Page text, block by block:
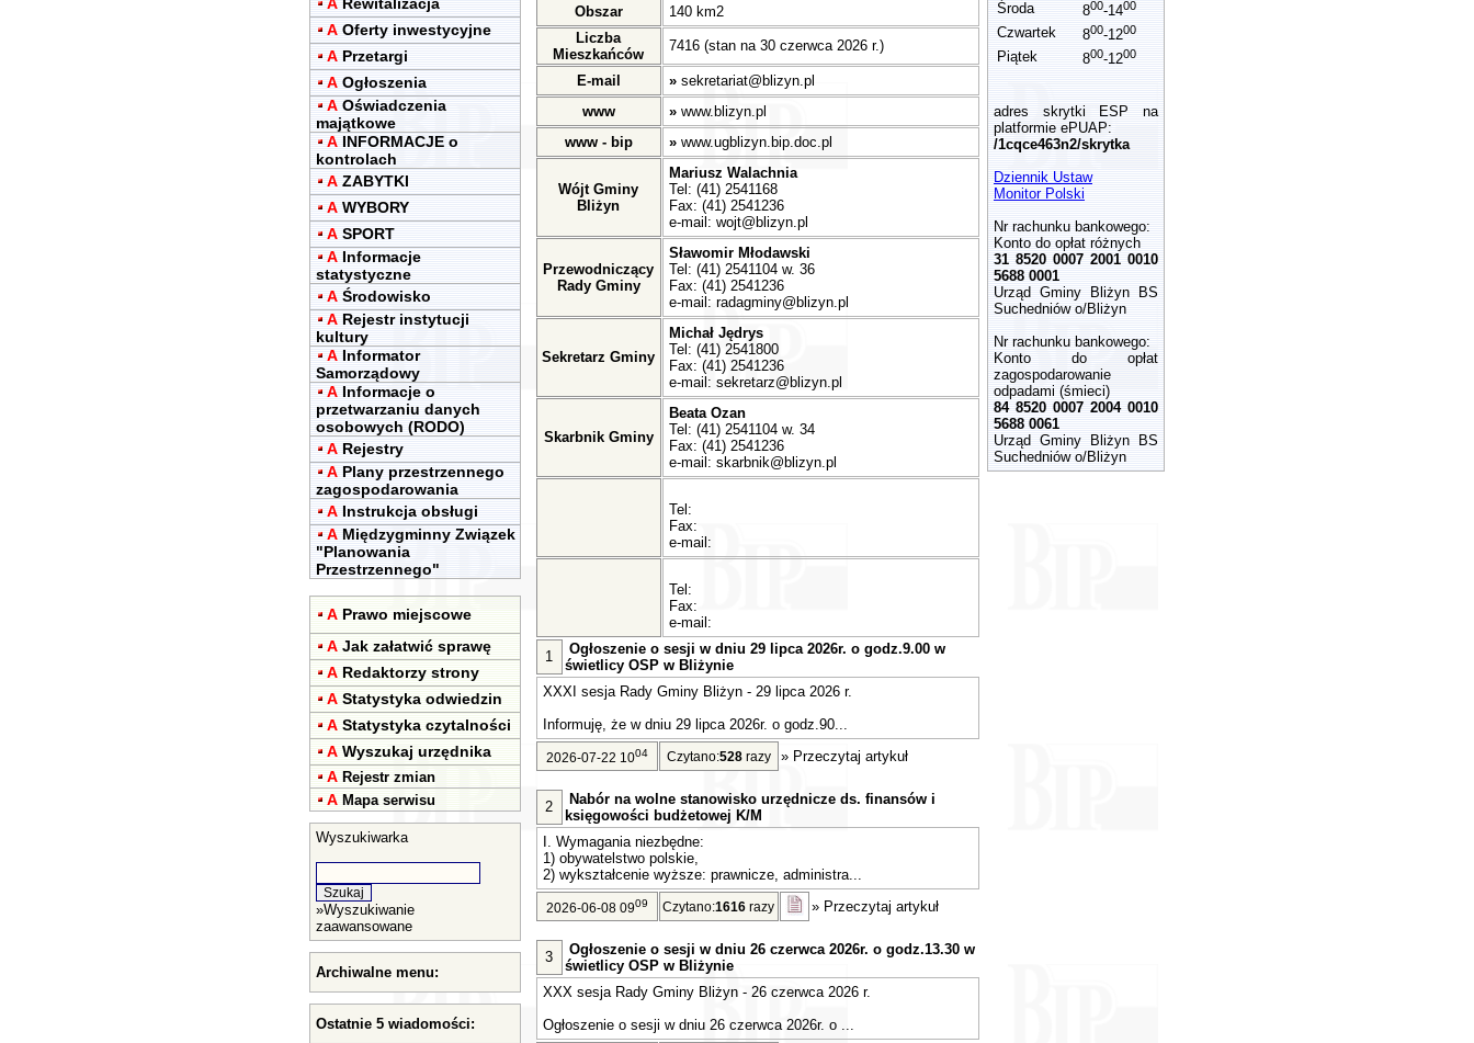
A Oferty inwestycyjne
A Przetargi
A Ogłoszenia
A Oświadczenia
majątkowe
A INFORMACJE o
kontrolach
A ZABYTKI
A WYBORY
A SPORT
A Informacje
statystyczne
A Środowisko
A Rejestr instytucji
kultury
A Informator
Samorządowy
A Informacje o
przetwarzaniu danych
osobowych (RODO)
A Rejestry
A Plany przestrzennego
zagospodarowania
A Instrukcja obsługi
A Międzygminny Związek
"Planowania
Przestrzennego"
A Prawo miejscowe
A Jak załatwić sprawę
A Redaktorzy strony
A Statystyka odwiedzin
A Statystyka czytalności
A Wyszukaj urzędnika
A Rejestr zmian
A Mapa serwisu
Wyszukiwarka
»Wyszukiwanie
zaawansowane
Archiwalne menu:
Ostatnie 5 wiadomości:
Obszar
140 km2
Liczba
Mieszkańców
7416 (stan na 30 czerwca 2026 r.)
E-mail » sekretariat@blizyn.pl
www
» www.blizyn.pl
www - bip
» www.ugblizyn.bip.doc.pl
Wójt Gminy
Bliżyn
Mariusz Walachnia
Tel: (41) 2541168
Fax: (41) 2541236
e-mail: wojt@blizyn.pl
Przewodniczący
Rady Gminy
Sławomir Młodawski
Tel: (41) 2541104 w. 36
Fax: (41) 2541236
e-mail: radagminy@blizyn.pl
Sekretarz Gminy
Michał Jędrys
Tel: (41) 2541800
Fax: (41) 2541236
e-mail: sekretarz@blizyn.pl
Skarbnik Gminy
Beata Ozan
Tel: (41) 2541104 w. 34
Fax: (41) 2541236
e-mail: skarbnik@blizyn.pl
Tel:
Fax:
e-mail:
Tel:
Fax:
e-mail:
1
Ogłoszenie o sesji w dniu 29 lipca 2026r. o godz.9.00 w
świetlicy OSP w Bliżynie
XXXI sesja Rady Gminy Bliżyn - 29 lipca 2026 r.
Informuję, że w dniu 29 lipca 2026r. o godz.90...
2026-07-22 1004 Czytano:528razy » Przeczytaj artykuł
2
Nabór na wolne stanowisko urzędnicze ds. finansów i
księgowości budżetowej K/M
I. Wymagania niezbędne:
1) obywatelstwo polskie,
2) wykształcenie wyższe: prawnicze, administra...
2026-06-08 0909 Czytano:1616 razy » Przeczytaj artykuł
3
Ogłoszenie o sesji w dniu 26 czerwca 2026r. o godz.13.30 w
świetlicy OSP w Bliżynie
XXX sesja Rady Gminy Bliżyn - 26 czerwca 2026 r.
Ogłoszenie o sesji w dniu 26 czerwca 2026r. o ...
Środa 800-1400
Czwartek 800-1200
Piątek 800-1200
adres skrytki ESP na
platformie ePUAP:
/1cqce463n2/skrytka
Dziennik Ustaw
Monitor Polski
Nr rachunku bankowego:
Konto do opłat różnych
31 8520 0007 2001 0010
5688 0001
Urząd Gminy Bliżyn BS
Suchedniów o/Bliżyn
Nr rachunku bankowego:
Konto do opłat
zagospodarowanie
odpadami (śmieci)
84 8520 0007 2004 0010
5688 0061
Urząd Gminy Bliżyn BS
Suchedniów o/Bliżyn